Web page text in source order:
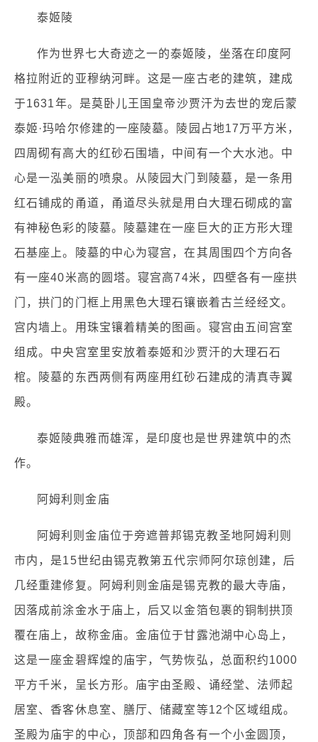
泰姬陵
作为世界七大奇迹之一的泰姬陵，坐落在印度阿
格拉附近的亚穆纳河畔。这是一座古老的建筑，建成
于1631年。是莫卧儿王国皇帝沙贾汗为去世的宠后蒙
泰姬·玛哈尔修建的一座陵墓。陵园占地17万平方米，
四周砌有高大的红砂石围墙，中间有一个大水池。中
心是一泓美丽的喷泉。从陵园大门到陵墓，是一条用
红石铺成的甬道，甬道尽头就是用白大理石砌成的富
有神秘色彩的陵墓。陵墓建在一座巨大的正方形大理
石基座上。陵墓的中心为寝宫，在其周围四个方向各
有一座40米高的圆塔。寝宫高74米，四壁各有一座拱
门，拱门的门框上用黑色大理石镶嵌着古兰经经文。
宫内墙上。用珠宝镶着精美的图画。寝宫由五间宫室
组成。中央宫室里安放着泰姬和沙贾汗的大理石石
棺。陵墓的东西两侧有两座用红砂石建成的清真寺翼
殿。
泰姬陵典雅而雄浑，是印度也是世界建筑中的杰
作。
阿姆利则金庙
阿姆利则金庙位于旁遮普邦锡克教圣地阿姆利则
市内，是15世纪由锡克教第五代宗师阿尔琼创建，后
几经重建修复。阿姆利则金庙是锡克教的最大寺庙，
因落成前涂金水于庙上，后又以金箔包裹的铜制拱顶
覆在庙上，故称金庙。金庙位于甘露池湖中心岛上，
这是一座金碧辉煌的庙宇，气势恢弘，总面积约1000
平方千米，呈长方形。庙宇由圣殿、诵经堂、法师起
居室、香客休息室、膳厅、储藏室等12个区域组成。
圣殿为庙宇的中心，顶部和四角各有一个小金圆顶，